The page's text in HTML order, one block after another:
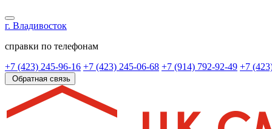
г. Владивосток
справки по телефонам
+7 (423) 245-96-16 +7 (423) 245-06-68 +7 (914) 792-92-49 +7
Обратная связь